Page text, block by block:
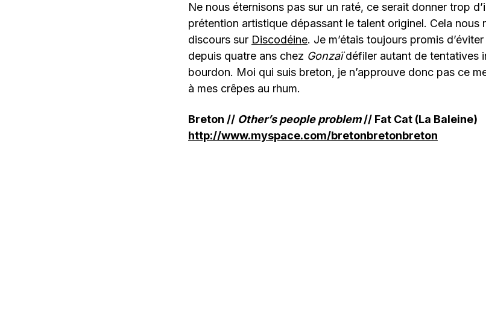
Ne nous éternisons pas sur un raté, ce serait donner trop
prétention artistique dépassant le talent originel. Cela nous
discours sur Discodéine. Je m’étais toujours promis
depuis quatre ans chez Gonzaïdéfiler autant de tentatives
bourdon. Moi qui suis breton, je n’approuve donc pas ce
à mes crêpes au rhum.
Breton // Other’s people problem// Fat Cat (La Baleine)
http://www.myspace.com/bretonbretonbreton